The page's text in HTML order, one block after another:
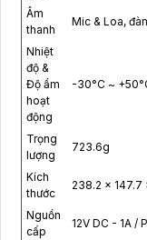
Âm
thanh
Mic & Loa,
Nhiệt
độ &
Độ ẩm
hoạt
động
-30°C ~
Trọng
lượng
723.6g
Kích
thước
238.2 × 147.7
Nguồn
cấp
12V DC - 1A /